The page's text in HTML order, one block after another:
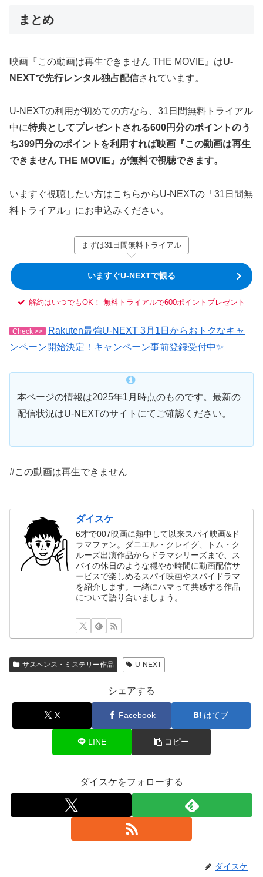
まとめ
映画『この動画は再生できません THE MOVIE』はU-
NEXTで先行レンタル独占配信されています。
U-NEXTの利用が初めての方なら、31日間無料トライアル
中に特典としてプレゼントされる600円分のポイントのう
ち399円分のポイントを利用すれば映画『この動画は再生
できません THE MOVIE』が無料で視聴できます。
いますぐ視聴したい方はこちらからU-NEXTの「31日間無
料トライアル」にお申込みください。
まずは31日間無料トライアル
いますぐU-NEXTで観る
解約はいつでもOK！ 無料トライアルで600ポイントプレゼント
Check >>
Rakuten最強U-NEXT 3月1日からおトクなキャ
ンペーン開始決定！キャンペーン事前登録受付中✨
本ページの情報は2025年1月時点のものです。最新の
配信状況はU-NEXTのサイトにてご確認ください。
#この動画は再生できません
ダイスケ
6才で007映画に熱中して以来スパイ映画&ド
ラマファン。ダニエル・クレイグ、トム・ク
ルーズ出演作品からドラマシリーズまで、ス
パイの休日のような穏やか時間に動画配信サ
ービスで楽しめるスパイ映画やスパイドラマ
を紹介します。一緒にハマって共感する作品
について語り合いましょう。
サスペンス・ミステリー作品 U-NEXT
シェアする
X Facebook はてブ
LINE コピー
ダイスケをフォローする
ダイスケ